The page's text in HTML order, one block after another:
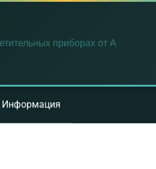
приборах от А
Информация